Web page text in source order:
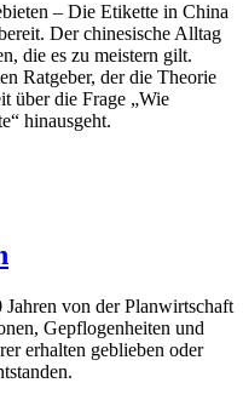
– Die Etikette in China
Der chinesische Alltag
die es zu meistern gilt.
Ratgeber, der die Theorie
über die Frage „Wie
hinausgeht.
von der Planwirtschaft
Gepflogenheiten und
erhalten geblieben oder